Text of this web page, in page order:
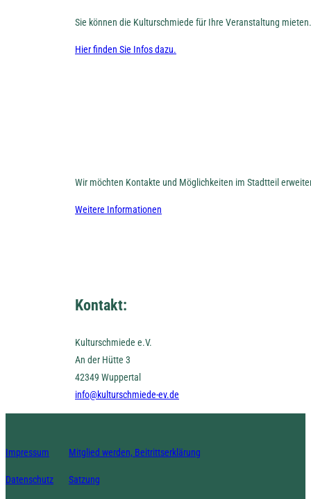
Sie können die Kulturschmiede für Ihre Veranstaltung mieten.
Hier finden Sie Infos dazu.
Wir möchten Kontakte und Möglichkeiten im Stadtteil
Weitere Informationen
Kontakt:
Kulturschmiede e.V.
An der Hütte 3
42349 Wuppertal
info@kulturschmiede-ev.de
Impressum
Datenschutz
Mitglied werden, Beitrittserklärung
Satzung